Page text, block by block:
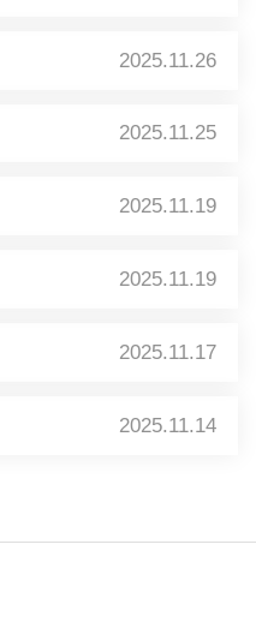
2025.11.26
2025.11.25
2025.11.19
2025.11.19
2025.11.17
2025.11.14